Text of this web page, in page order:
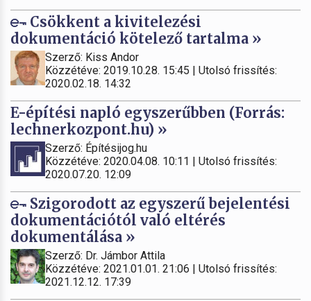
Csökkent a kivitelezési
dokumentáció kötelező tartalma »
Szerző: Kiss Andor
Közzétéve: 2019.10.28. 15:45 | Utolsó frissítés:
2020.02.18. 14:32
E-építési napló egyszerűbben (Forrás:
lechnerkozpont.hu) »
Szerző: Építésijog.hu
Közzétéve: 2020.04.08. 10:11 | Utolsó frissítés:
2020.07.20. 12:09
Szigorodott az egyszerű bejelentési
dokumentációtól való eltérés
dokumentálása »
Szerző: Dr. Jámbor Attila
Közzétéve: 2021.01.01. 21:06 | Utolsó frissítés:
2021.12.12. 17:39